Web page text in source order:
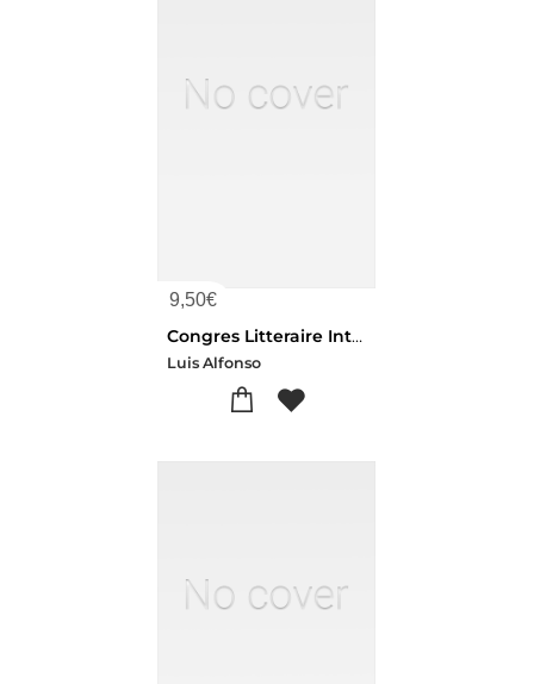
9,50€
Congres Litteraire International, Rapport
Luis Alfonso